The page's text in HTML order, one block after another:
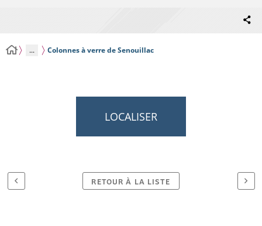
... Colonnes à verre de Senouillac
LOCALISER
RETOUR À LA LISTE